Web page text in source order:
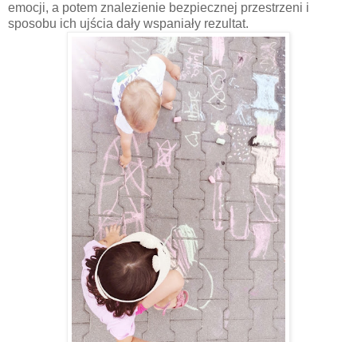
emocji, a potem znalezienie bezpiecznej przestrzeni i
sposobu ich ujścia dały wspaniały rezultat.